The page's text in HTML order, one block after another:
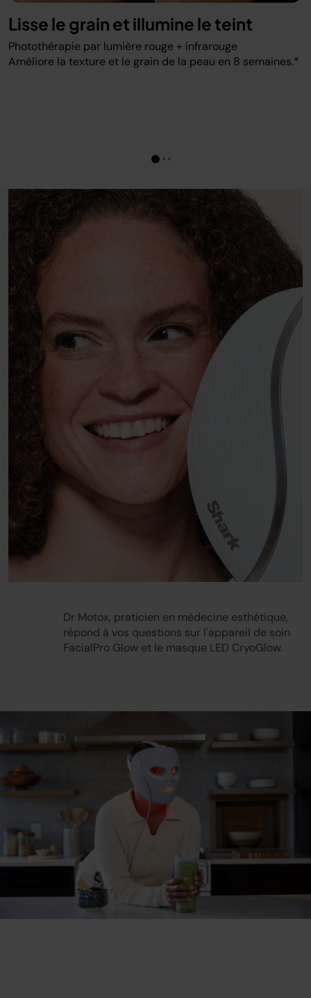
Lisse le grain et illumine le teint
Photothérapie par lumière rouge + infrarouge​
Améliore la texture et le grain de la peau en 8 semaines.*
Dr Motox, praticien en médecine esthétique,
répond à vos questions sur l'appareil de soin
FacialPro Glow et le masque LED CryoGlow.